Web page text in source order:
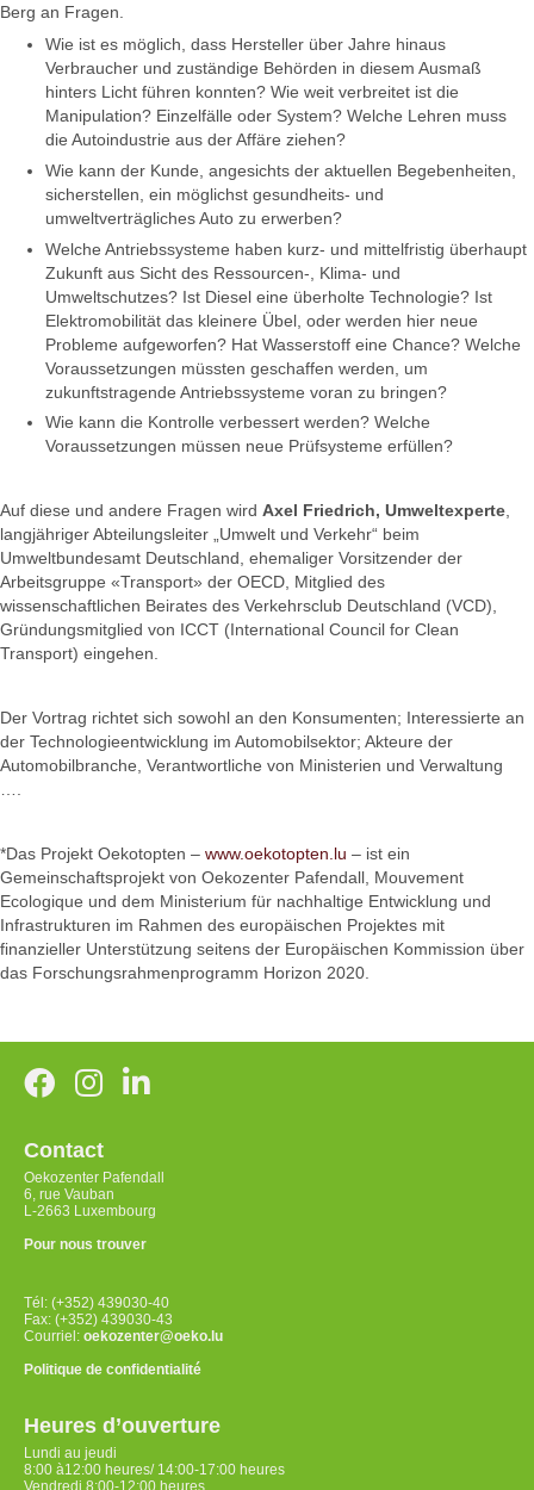
Berg an Fragen.
Wie ist es möglich, dass Hersteller über Jahre hinaus
Verbraucher und zuständige Behörden in diesem Ausmaß
hinters Licht führen konnten? Wie weit verbreitet ist die
Manipulation? Einzelfälle oder System? Welche Lehren muss
die Autoindustrie aus der Affäre ziehen?
Wie kann der Kunde, angesichts der aktuellen Begebenheiten,
sicherstellen, ein möglichst gesundheits- und
umweltverträgliches Auto zu erwerben?
Welche Antriebssysteme haben kurz- und mittelfristig überhaupt
Zukunft aus Sicht des Ressourcen-, Klima- und
Umweltschutzes? Ist Diesel eine überholte Technologie? Ist
Elektromobilität das kleinere Übel, oder werden hier neue
Probleme aufgeworfen? Hat Wasserstoff eine Chance? Welche
Voraussetzungen müssten geschaffen werden, um
zukunftstragende Antriebssysteme voran zu bringen?
Wie kann die Kontrolle verbessert werden? Welche
Voraussetzungen müssen neue Prüfsysteme erfüllen?
Auf diese und andere Fragen wird Axel Friedrich, Umweltexperte
langjähriger Abteilungsleiter „Umwelt und Verkehr“ beim
Umweltbundesamt Deutschland, ehemaliger Vorsitzender der
Arbeitsgruppe «Transport» der OECD, Mitglied des
wissenschaftlichen Beirates des Verkehrsclub Deutschland (VCD),
Gründungsmitglied von ICCT (International Council for Clean
Transport) eingehen.
Der Vortrag richtet sich sowohl an den Konsumenten; Interessierte an
der Technologieentwicklung im Automobilsektor; Akteure der
Automobilbranche, Verantwortliche von Ministerien und Verwaltung
*Das Projekt Oekotopten – www.oekotopten.lu – ist ein
Gemeinschaftsprojekt von Oekozenter Pafendall, Mouvement
Ecologique und dem Ministerium für nachhaltige Entwicklung und
Infrastrukturen im Rahmen des europäischen Projektes mit
finanzieller Unterstützung seitens der Europäischen Kommission über
das Forschungsrahmenprogramm Horizon 2020.
Contact
Oekozenter Pafendall
6, rue Vauban
L-2663 Luxembourg
Pour nous trouver
Tél: (+352) 439030-40
Fax: (+352) 439030-43
Courriel: oekozenter@oeko.lu
Politique de confidentialité
Heures d’ouverture
Lundi au jeudi
8:00 à12:00 heures/ 14:00-17:00 heures
Vendredi 8:00-12:00 heures